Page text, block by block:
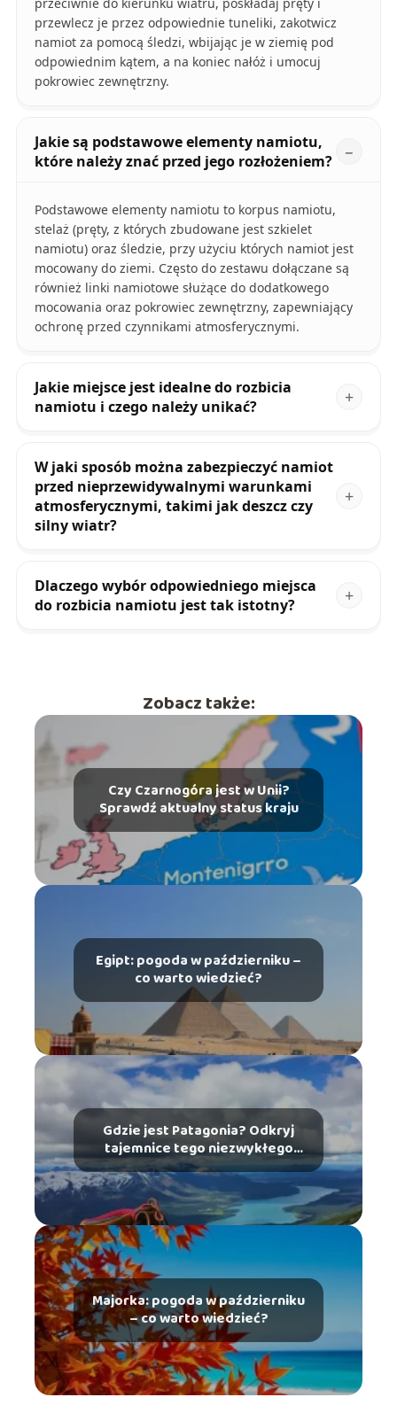
przewlecz je przez odpowiednie tuneliki, zakotwicz
namiot za pomocą śledzi, wbijając je w ziemię pod
odpowiednim kątem, a na koniec nałóż i umocuj
pokrowiec zewnętrzny.
Jakie są podstawowe elementy namiotu,
które należy znać przed jego rozłożeniem?
Podstawowe elementy namiotu to korpus namiotu,
stelaż (pręty, z których zbudowane jest szkielet
namiotu) oraz śledzie, przy użyciu których namiot jest
mocowany do ziemi. Często do zestawu dołączane są
również linki namiotowe służące do dodatkowego
mocowania oraz pokrowiec zewnętrzny, zapewniający
ochronę przed czynnikami atmosferycznymi.
Jakie miejsce jest idealne do rozbicia
namiotu i czego należy unikać?
W jaki sposób można zabezpieczyć namiot
przed nieprzewidywalnymi warunkami
atmosferycznymi, takimi jak deszcz czy
silny wiatr?
Dlaczego wybór odpowiedniego miejsca
do rozbicia namiotu jest tak istotny?
Zobacz także:
Czy Czarnogóra jest w Unii?
Sprawdź aktualny status kraju
Egipt: pogoda w październiku –
co warto wiedzieć?
Gdzie jest Patagonia? Odkryj
tajemnice tego niezwykłego
miejsca
Majorka: pogoda w październiku
– co warto wiedzieć?